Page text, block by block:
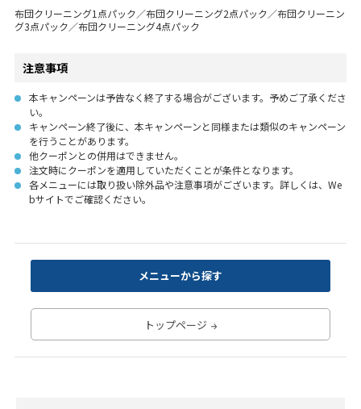
布団クリーニング1点パック／布団クリーニング2点パック／布団クリーニン
グ3点パック／布団クリーニング4点パック
注意事項
本キャンペーンは予告なく終了する場合がございます。予めご了承くださ
い。
キャンペーン終了後に、本キャンペーンと同様または類似のキャンペーン
を行うことがあります。
他クーポンとの併用はできません。
注文時にクーポンを適用していただくことが条件となります。
各メニューには取り扱い除外品や注意事項がございます。詳しくは、We
bサイトでご確認ください。
メニューから探す
トップページ